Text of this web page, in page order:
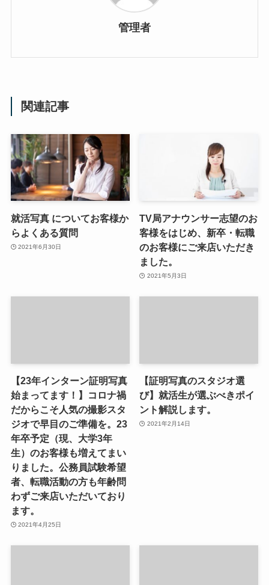
管理者
関連記事
就活写真 についてお客様か
らよくある質問
2021年6月30日
TV局アナウンサー志望のお
客様をはじめ、新卒・転職
のお客様にご来店いただき
ました。
2021年5月3日
【23年インターン証明写真
始まってます！】コロナ禍
だからこそ人気の撮影スタ
ジオで早目のご準備を。23
年卒予定（現、大学3年
生）のお客様も増えてまい
りました。公務員試験希望
者、転職活動の方も年齢問
わずご来店いただいており
ます。
2021年4月25日
【証明写真のスタジオ選
び】就活生が選ぶべきポイ
ント解説します。
2021年2月14日